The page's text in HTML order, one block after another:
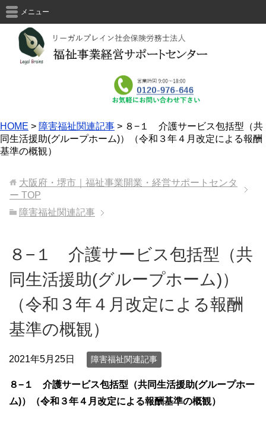
メニュー
HOME > 障害福祉関連記事 > ８−１ 介護サービス包括型（共
同生活援助(グループホーム)）（令和３年４月改定による報酬
基準の概観）
大阪府・堺市｜福祉事業開業・経営サポートセンタ
ー TOP
障害福祉関連記事
８−１ 介護サービス包括型（共
同生活援助(グループホーム)）
（令和３年４月改定による報酬
基準の概観）
2021年5月25日 障害福祉関連記事
８−１ 介護サービス包括型（共同生活援助(グループホー
ム)）
（令和３年４月改定による報酬基準の概観）